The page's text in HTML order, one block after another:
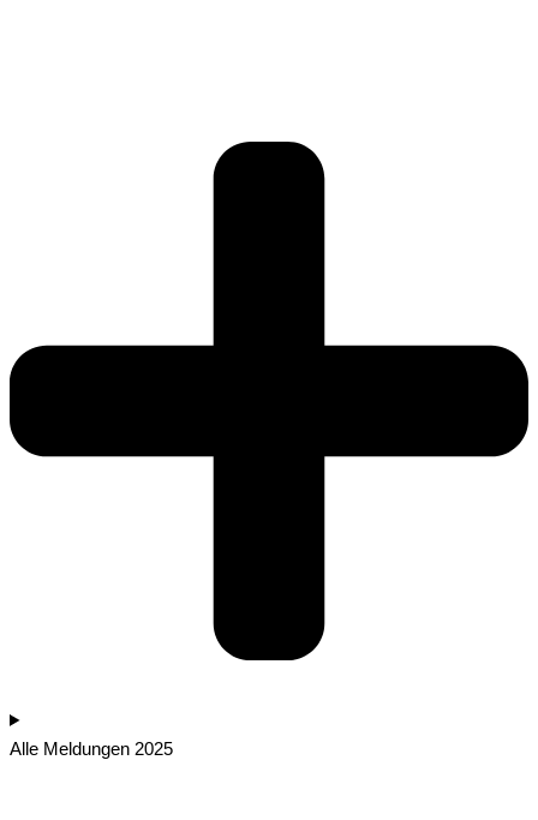
Alle Meldungen 2025